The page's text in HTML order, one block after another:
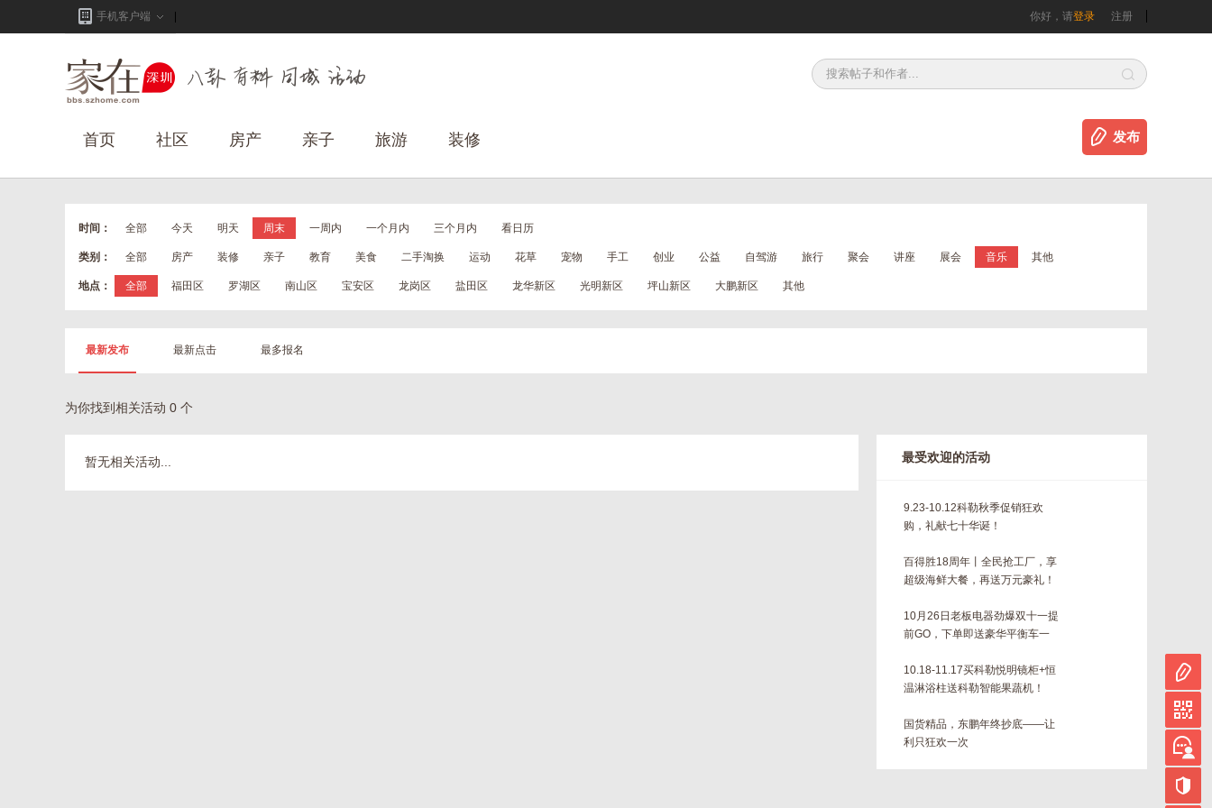
手机客户端 你好，请登录 注册
首页 社区 房产 亲子 旅游 装修 发布
时间： 全部 今天 明天 周末 一周内 一个月内 三个月内 看日历
类别： 全部 房产 装修 亲子 教育 美食 二手淘换 运动 花草 宠物 手工 创业 公益 自驾游 旅行 聚会 讲座 展会 音乐 其他
地点： 全部 福田区 罗湖区 南山区 宝安区 龙岗区 盐田区 龙华新区 光明新区 坪山新区 大鹏新区 其他
最新发布 最新点击 最多报名
为你找到相关活动 0 个
暂无相关活动... 最受欢迎的活动
9.23-10.12科勒秋季促销狂欢
购，礼献七十华诞！
百得胜18周年丨全民抢工厂，享
超级海鲜大餐，再送万元豪礼！
10月26日老板电器劲爆双十一提
前GO，下单即送豪华平衡车一
10.18-11.17买科勒悦明镜柜+恒
温淋浴柱送科勒智能果蔬机！
国货精品，东鹏年终抄底——让
利只狂欢一次